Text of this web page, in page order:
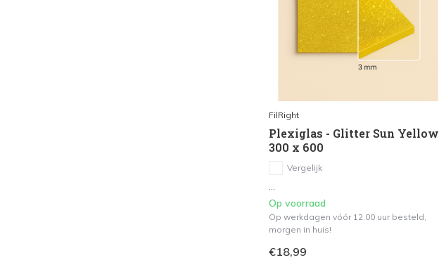
FilRight
Plexiglas - Glitter Sun Yellow
300 x 600
Vergelijk
Op voorraad
Op werkdagen vóór 12.00 uur besteld,
morgen in huis!
€18,99